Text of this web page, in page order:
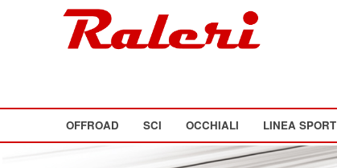
OFFROAD SCI OCCHIALI LINEA SPORT